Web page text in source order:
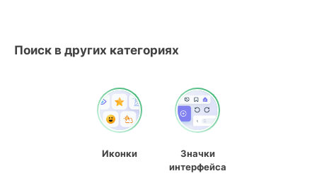
Поиск в других категориях
Иконки
Значки
интерфейса